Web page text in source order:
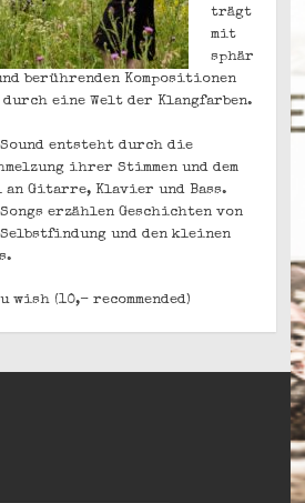
trägt
mit
sphär
berührenden Kompositionen
eine Welt der Klangfarben.
entsteht durch die
ihrer Stimmen und dem
Gitarre, Klavier und Bass.
erzählen Geschichten von
Selbstfindung und den kleinen
(10,- recommended)